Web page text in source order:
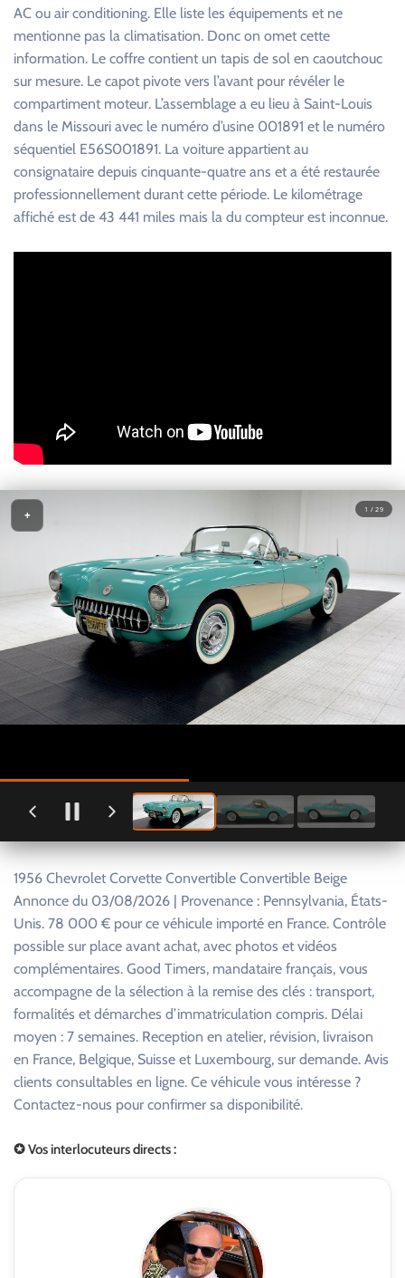
AC ou air conditioning. Elle liste les équipements et ne
mentionne pas la climatisation. Donc on omet cette
information. Le coffre contient un tapis de sol en caoutchouc
sur mesure. Le capot pivote vers l’avant pour révéler le
compartiment moteur. L’assemblage a eu lieu à Saint-Louis
dans le Missouri avec le numéro d’usine 001891 et le numéro
séquentiel E56S001891. La voiture appartient au
consignataire depuis cinquante-quatre ans et a été restaurée
professionnellement durant cette période. Le kilométrage
affiché est de 43 441 miles mais la du compteur est inconnue.
1 / 29
+
1956 Chevrolet Corvette Convertible Convertible Beige
Annonce du 03/08/2026 | Provenance : Pennsylvania, États-
Unis. 78 000 € pour ce véhicule importé en France. Contrôle
possible sur place avant achat, avec photos et vidéos
complémentaires. Good Timers, mandataire français, vous
accompagne de la sélection à la remise des clés : transport,
formalités et démarches d’immatriculation compris. Délai
moyen : 7 semaines. Reception en atelier, révision, livraison
en France, Belgique, Suisse et Luxembourg, sur demande. Avis
clients consultables en ligne. Ce véhicule vous intéresse ?
Contactez-nous pour confirmer sa disponibilité.
✪ Vos interlocuteurs directs :